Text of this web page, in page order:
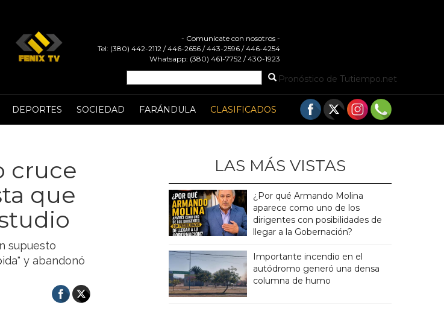
- Comunicate con nosotros -
Tel: (380) 442-2112 / 446-2656 / 443-2596 / 446-4254
Whatsapp: (380) 461-7752 / 430-1923
Pronóstico de Tutiempo.net
DEPORTES SOCIEDAD FARÁNDULA CLASIFICADOS
cruce
que
supuesto
y abandonó
LAS MÁS VISTAS
¿Por qué Armando Molina
aparece como uno de los
dirigentes con posibilidades de
llegar a la Gobernación?
Importante incendio en el
autódromo generó una densa
columna de humo